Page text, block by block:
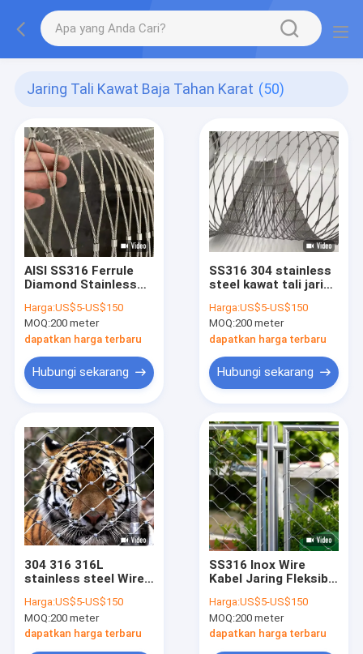
Jaring Tali Kawat Baja Tahan Karat (50)
AISI SS316 Ferrule
Diamond Stainless
Mesh Net Untuk
Balustrade
Harga:US$5-US$150
MOQ:200 meter
dapatkan harga terbaru
Hubungi sekarang
SS316 304 stainless
steel kawat tali jaring
jaring tas keamanan
Harga:US$5-US$150
MOQ:200 meter
dapatkan harga terbaru
Hubungi sekarang
304 316 316L
stainless steel Wire
Aviary Zoo Mesh
Harga:US$5-US$150
MOQ:200 meter
dapatkan harga terbaru
SS316 Inox Wire
Kabel Jaring Fleksibel
Ferrule Tali Mesh
Harga:US$5-US$150
MOQ:200 meter
dapatkan harga terbaru